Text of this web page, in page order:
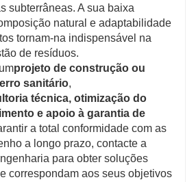
subterrâneas. A sua baixa
natural e adaptabilidade
tornam-na indispensável na
de resíduos.
projeto de construção ou
sanitário,
técnica, otimização do
e apoio à garantia de
a total conformidade com as
a longo prazo, contacte a
para obter soluções
correspondam aos seus objetivos